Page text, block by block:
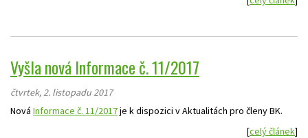
Vyšla nová Informace č. 11/2017
čtvrtek, 2. listopadu 2017
Nová Informace č. 11/2017je k dispozici v Aktualitách pro členy BK.
[celý článek]